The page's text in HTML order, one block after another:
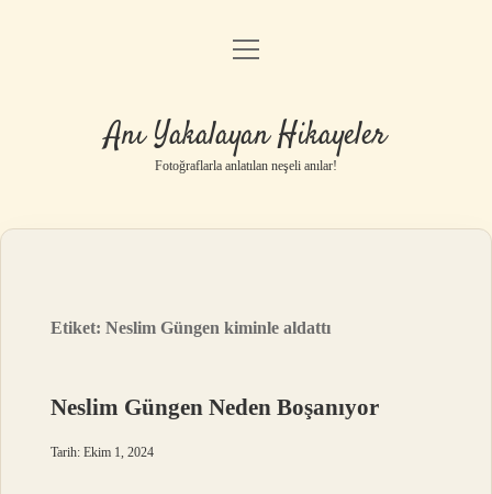
Anasayfa
Yasal Uyarı
menüyü
Anı Yakalayan Hikayeler
Fotoğraflarla anlatılan neşeli anılar!
Etiket:Neslim Güngen kiminle aldattı
Neslim Güngen Neden Boşanıyor
Tarih: Ekim 1, 2024